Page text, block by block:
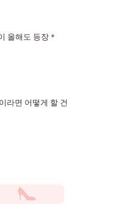
올해도 등장＊
라면 어떻게 할 건